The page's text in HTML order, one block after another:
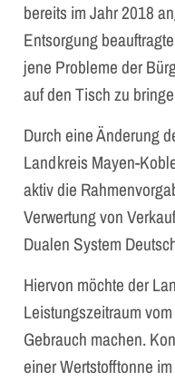
bereits im Jahr 2018
Entsorgung
jene Probleme der
auf den Tisch zu
Durch eine Änderung
Landkreis Mayen-
aktiv die
Verwertung von
Dualen System
Hiervon möchte der
Leistungszeitraum
Gebrauch machen.
einer Wertstofftonne